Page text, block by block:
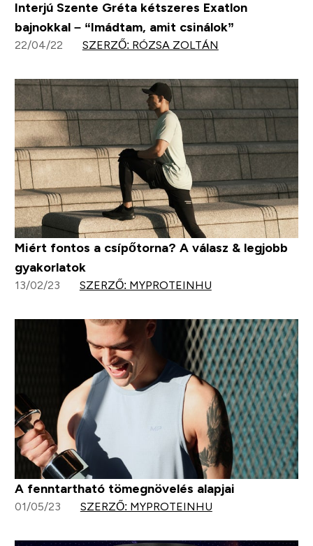
Interjú Szente Gréta kétszeres Exatlon
bajnokkal – “Imádtam, amit csinálok”
22/04/22 SZERZŐ: RÓZSA ZOLTÁN
Miért fontos a csípőtorna? A válasz & legjobb
gyakorlatok
13/02/23 SZERZŐ: MYPROTEINHU
A fenntartható tömegnövelés alapjai
01/05/23 SZERZŐ: MYPROTEINHU